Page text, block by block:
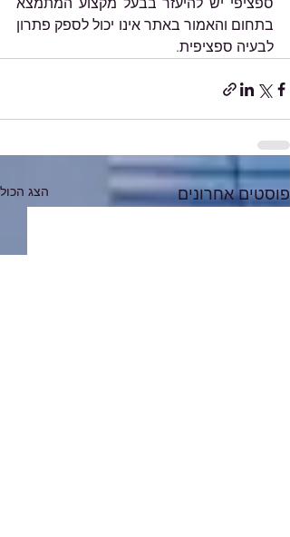
לבעיה ספציפית.
פוסטים אחרונים הצג הכול